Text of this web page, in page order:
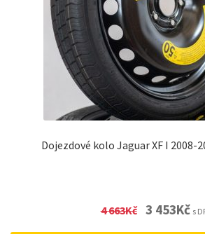
Dojezdové kolo Jaguar XF I 2008-
4 663Kč Original
3 453Kč s